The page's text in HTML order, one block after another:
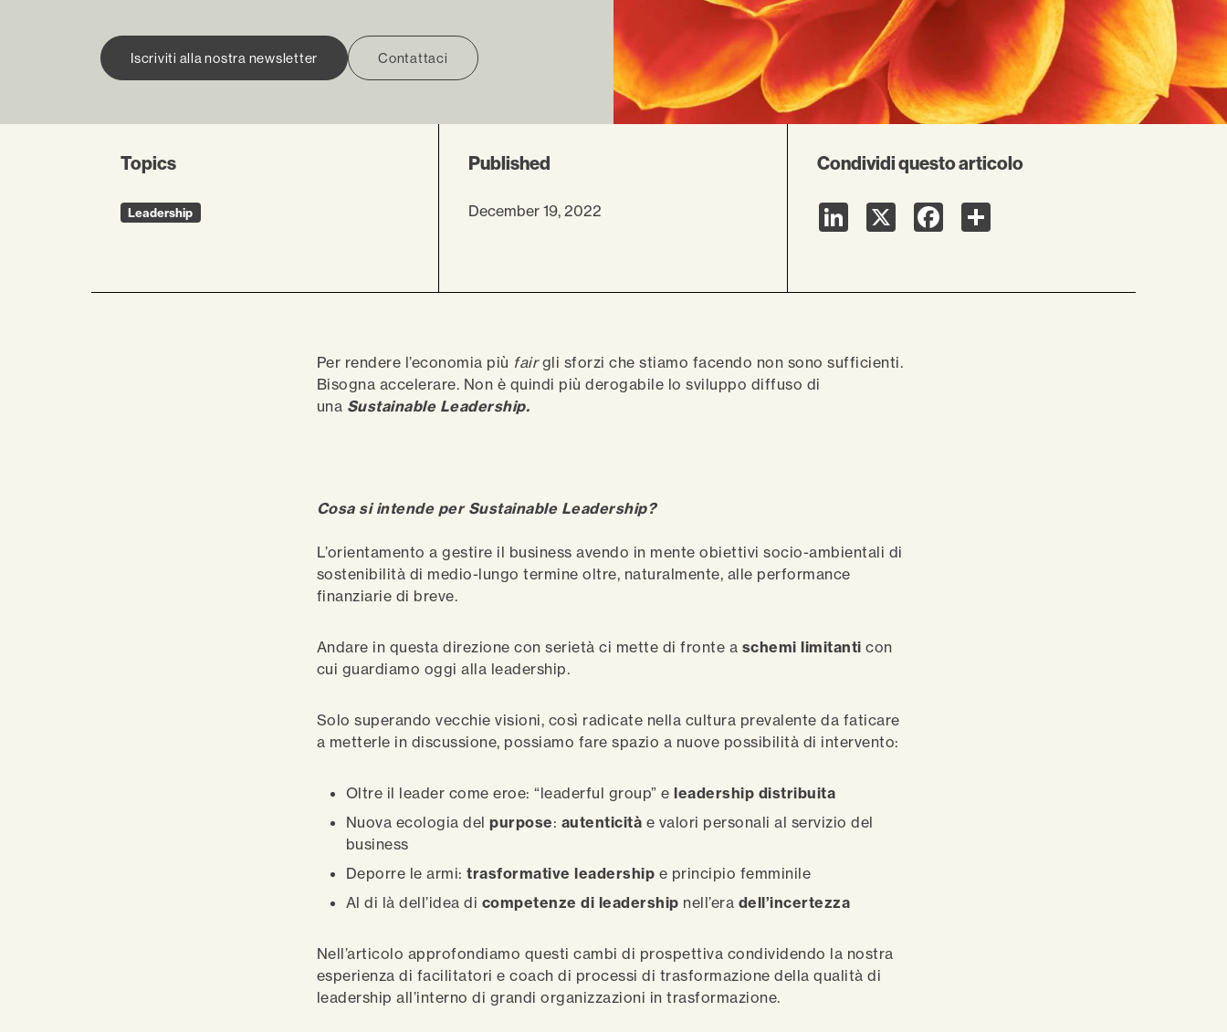
Iscriviti alla nostra newsletter Contattaci
Topics
Leadership
Published
December 19, 2022
Condividi questo articolo
LinkedInX FacebookShare
Per rendere l’economia più fairgli sforzi che stiamo facendo non sono sufficienti.
Bisogna accelerare. Non è quindi più derogabile lo sviluppo diffuso di
una Sustainable Leadership.
Cosa si intende per Sustainable Leadership?
L’orientamento a gestire il business avendo in mente obiettivi socio-ambientali di
sostenibilità di medio-lungo termine oltre, naturalmente, alle performance
finanziarie di breve.
Andare in questa direzione con serietà ci mette di fronte a schemi limitanticon
cui guardiamo oggi alla leadership.
Solo superando vecchie visioni, così radicate nella cultura prevalente da faticare
a metterle in discussione, possiamo fare spazio a nuove possibilità di intervento:
Oltre il leader come eroe: “leaderful group” eleadership distribuita
Nuova ecologia del purpose: autenticità e valori personali al servizio del
business
Deporre le armi:trasformative leadership e principio femminile
Al di là dell’idea di competenze di leadership nell’era dell’incertezza
Nell’articolo approfondiamo questi cambi di prospettiva condividendo la nostra
esperienza di facilitatori e coach di processi di trasformazione della qualità di
leadership all’interno di grandi organizzazioni in trasformazione.